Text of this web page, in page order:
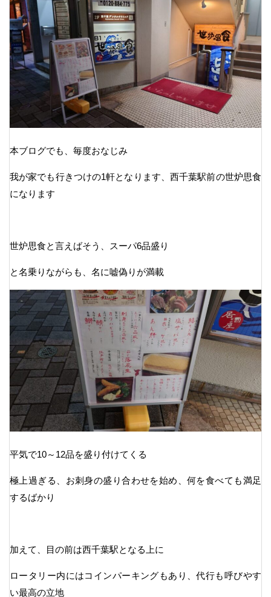
本ブログでも、毎度おなじみ
我が家でも行きつけの1軒となります、西千葉駅前の世炉思食
になります
世炉思食と言えばそう、スーパ6品盛り
と名乗りながらも、名に嘘偽りが満載
平気で10～12品を盛り付けてくる
極上過ぎる、お刺身の盛り合わせを始め、何を食べても満足
するばかり
加えて、目の前は西千葉駅となる上に
ロータリー内にはコインパーキングもあり、代行も呼びやす
い最高の立地